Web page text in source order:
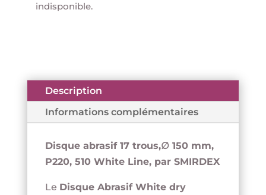
indisponible.
Description
Informations complémentaires
Disque abrasif 17 trous,∅ 150 mm,
P220, 510 White Line, par SMIRDEX
Le Disque Abrasif White dry